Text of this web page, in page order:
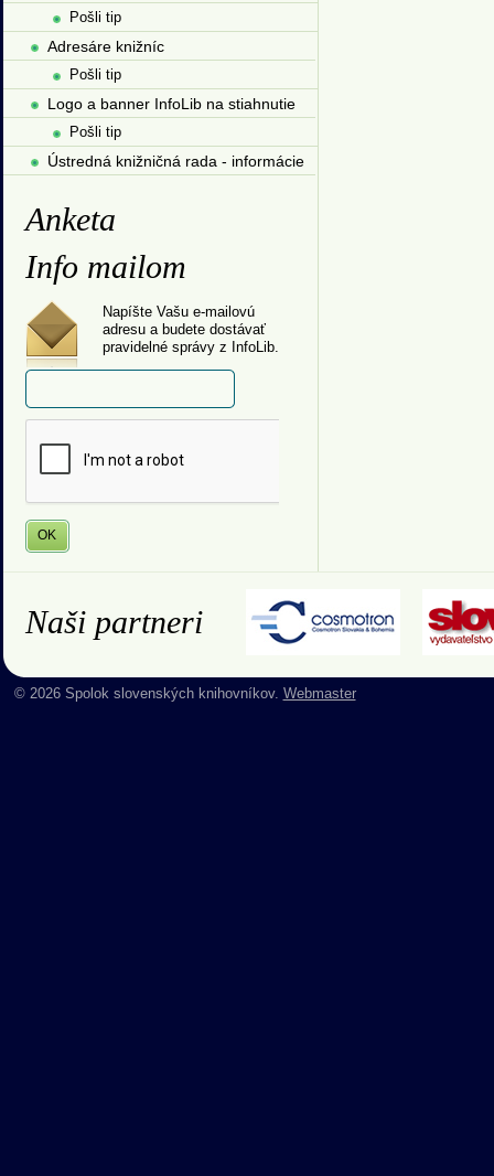
Pošli tip
Adresáre knižníc
Pošli tip
Logo a banner InfoLib na stiahnutie
Pošli tip
Ústredná knižničná rada - informácie
Anketa
Info mailom
Napíšte Vašu e-mailovú
adresu a budete dostávať
pravidelné správy z InfoLib.
Naši partneri
© 2026 Spolok slovenských knihovníkov. Webmaster